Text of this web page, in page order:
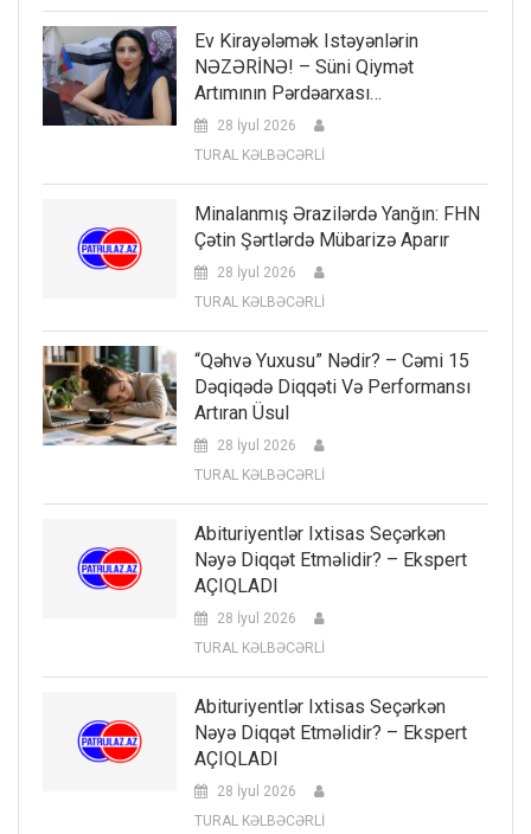
Ev Kirayələmək Istəyənlərin
NƏZƏRİNƏ! – Süni Qiymət
Artımının Pərdəarxası…
28 İyul 2026
TURAL KƏLBƏCƏRLİ
Minalanmış Ərazilərdə Yanğın: FHN
Çətin Şərtlərdə Mübarizə Aparır
28 İyul 2026
TURAL KƏLBƏCƏRLİ
“Qəhvə Yuxusu” Nədir? – Cəmi 15
Dəqiqədə Diqqəti Və Performansı
Artıran Üsul
28 İyul 2026
TURAL KƏLBƏCƏRLİ
Abituriyentlər Ixtisas Seçərkən
Nəyə Diqqət Etməlidir? – Ekspert
AÇIQLADI
28 İyul 2026
TURAL KƏLBƏCƏRLİ
Abituriyentlər Ixtisas Seçərkən
Nəyə Diqqət Etməlidir? – Ekspert
AÇIQLADI
28 İyul 2026
TURAL KƏLBƏCƏRLİ